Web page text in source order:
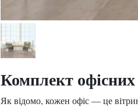
Комплект
Як відомо, кожен офіс — це